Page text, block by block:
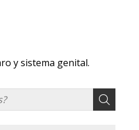
y sistema genital.